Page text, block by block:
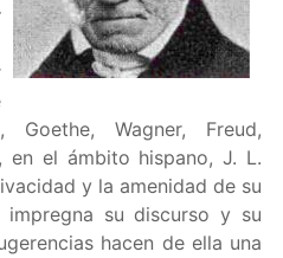
Goethe, Wagner, Freud,
en el ámbito hispano, J. L.
y la amenidad de su
su discurso y su
hacen de ella una